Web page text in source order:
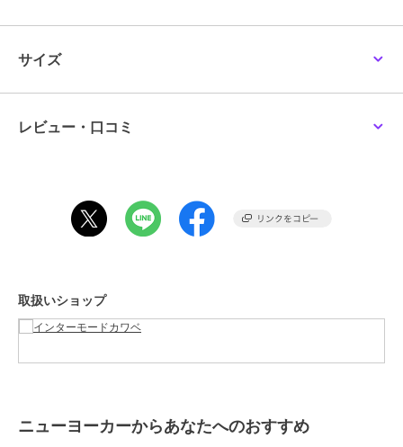
品番/カラー：35001501 A ブラック B ネイビー C カーキ
性別タイプ
メンズ
バッグ
／ エコバッグ・サブバッ
サイズ
素材
ポリエステル100％
サイズ
レビュー・口コミ
取扱いショップ
ニューヨーカーからあなたへのおすすめ